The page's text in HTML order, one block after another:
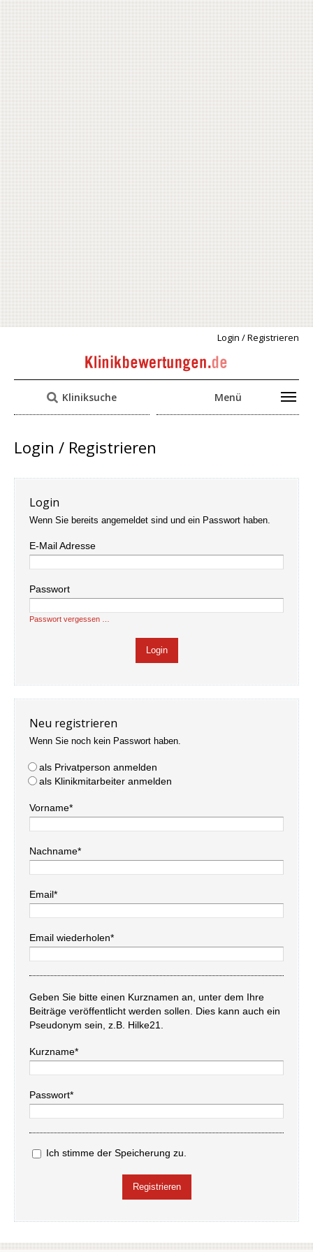
Login / Registrieren
Kliniksuche Menü
Login / Registrieren
Login
Wenn Sie bereits angemeldet sind und ein Passwort haben.
E-Mail Adresse
Passwort
Passwort vergessen …
Neu registrieren
Wenn Sie noch kein Passwort haben.
als Privatperson anmelden
als Klinikmitarbeiter anmelden
Vorname*
Nachname*
Email*
Email wiederholen*
Geben Sie bitte einen Kurznamen an, unter dem Ihre
Beiträge veröffentlicht werden sollen. Dies kann auch ein
Pseudonym sein, z.B. Hilke21.
Kurzname*
Passwort*
Ich stimme der Speicherung zu.